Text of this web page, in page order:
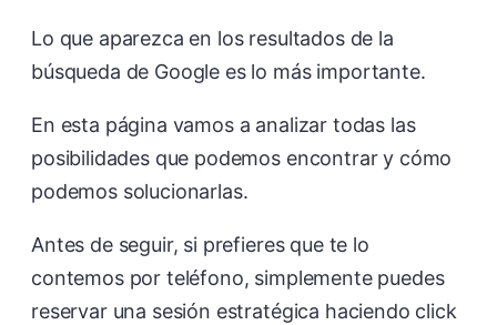
Lo que aparezca en los resultados de la
búsqueda de Google es lo más importante.
En esta página vamos a analizar todas las
posibilidades que podemos encontrar y cómo
podemos solucionarlas.
Antes de seguir, si prefieres que te lo
contemos por teléfono, simplemente puedes
reservar una sesión estratégica haciendo click